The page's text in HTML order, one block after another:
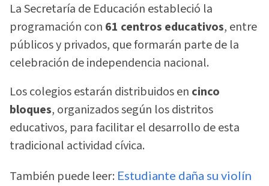
La Secretaría de Educación estableció la
programación con 61 centros educativos, entre
públicos y privados, que formarán parte de la
celebración de independencia nacional.
Los colegios estarán distribuidos en cinco
bloques, organizados según los distritos
educativos, para facilitar el desarrollo de esta
tradicional actividad cívica.
También puede leer: Estudiante daña su violín